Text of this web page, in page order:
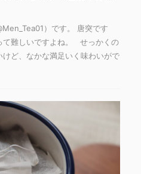
）です。 唐突です
て難しいですよね。 せっかくの
ど、なかな満足いく味わいがで